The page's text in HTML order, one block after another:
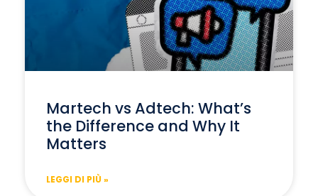
Martech vs Adtech: What’s
the Difference and Why It
Matters
LEGGI DI PIÙ »